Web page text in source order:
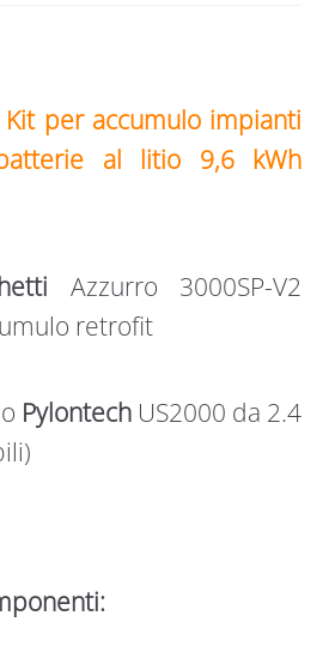
Kit per accumulo impianti
al litio 9,6 kWh
Azzurro
3000SP-V2
retrofit
Pylontech US2000 da 2.4